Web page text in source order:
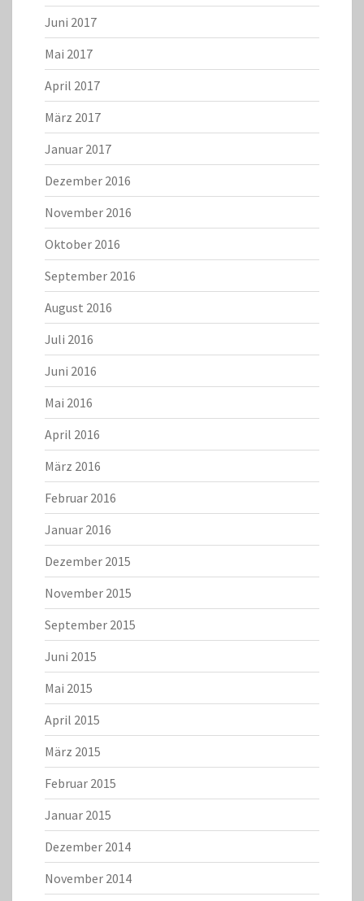
Juni 2017
Mai 2017
April 2017
März 2017
Januar 2017
Dezember 2016
November 2016
Oktober 2016
September 2016
August 2016
Juli 2016
Juni 2016
Mai 2016
April 2016
März 2016
Februar 2016
Januar 2016
Dezember 2015
November 2015
September 2015
Juni 2015
Mai 2015
April 2015
März 2015
Februar 2015
Januar 2015
Dezember 2014
November 2014